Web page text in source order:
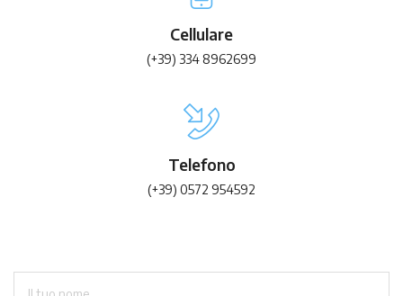
Cellulare
(+39) 334 8962699
Telefono
(+39) 0572 954592